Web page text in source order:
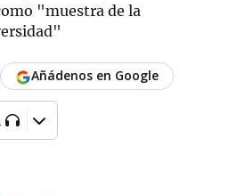
"muestra de la
Añádenos en Google